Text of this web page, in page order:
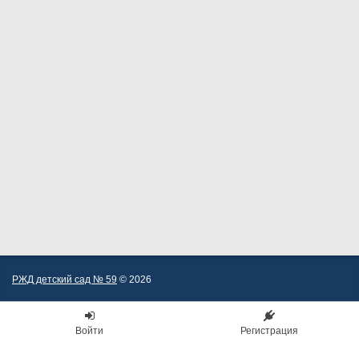
РЖД детский сад № 59 © 2026
Войти Регистрация